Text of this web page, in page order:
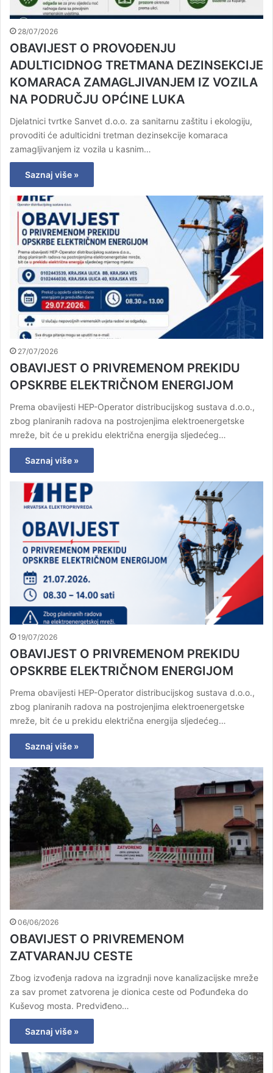
28/07/2026
OBAVIJEST O PROVOĐENJU
ADULTICIDNOG TRETMANA DEZINSEKCIJE
KOMARACA ZAMAGLJIVANJEM IZ VOZILA
NA PODRUČJU OPĆINE LUKA
Djelatnici tvrtke Sanvet d.o.o. za sanitarnu zaštitu i ekologiju,
provoditi će adulticidni tretman dezinsekcije komaraca
zamagljivanjem iz vozila u kasnim…
Saznaj više »
27/07/2026
OBAVIJEST O PRIVREMENOM PREKIDU
OPSKRBE ELEKTRIČNOM ENERGIJOM
Prema obavijesti HEP-Operator distribucijskog sustava d.o.o.,
zbog planiranih radova na postrojenjima elektroenergetske
mreže, bit će u prekidu električna energija sljedećeg…
Saznaj više »
19/07/2026
OBAVIJEST O PRIVREMENOM PREKIDU
OPSKRBE ELEKTRIČNOM ENERGIJOM
Prema obavijesti HEP-Operator distribucijskog sustava d.o.o.,
zbog planiranih radova na postrojenjima elektroenergetske
mreže, bit će u prekidu električna energija sljedećeg…
Saznaj više »
06/06/2026
OBAVIJEST O PRIVREMENOM
ZATVARANJU CESTE
Zbog izvođenja radova na izgradnji nove kanalizacijske mreže
za sav promet zatvorena je dionica ceste od Pođunđeka do
Kuševog mosta. Predviđeno…
Saznaj više »